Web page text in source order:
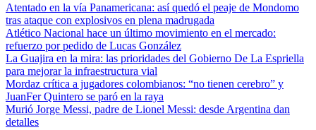
Atentado en la vía Panamericana: así quedó el peaje de Mondomo
tras ataque con explosivos en plena madrugada
Atlético Nacional hace un último movimiento en el mercado:
refuerzo por pedido de Lucas González
La Guajira en la mira: las prioridades del Gobierno De La Espriella
para mejorar la infraestructura vial
Mordaz crítica a jugadores colombianos: “no tienen cerebro” y
JuanFer Quintero se paró en la raya
Murió Jorge Messi, padre de Lionel Messi: desde Argentina dan
detalles